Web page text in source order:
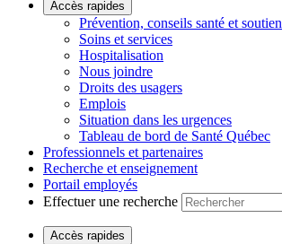
Accès rapides
Prévention, conseils santé et soutien
Soins et services
Hospitalisation
Nous joindre
Droits des usagers
Emplois
Situation dans les urgences
Tableau de bord de Santé Québec
Professionnels et partenaires
Recherche et enseignement
Portail employés
Effectuer une recherche
Accès rapides